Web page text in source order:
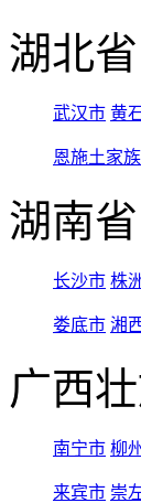
湖北省
武汉市 黄
恩施土家
湖南省
长沙市 株
娄底市 湘
广西
南宁市 柳
来宾市 崇